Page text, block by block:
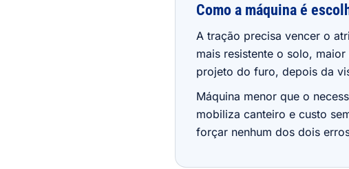
Como a máquina é
A tração precisa vencer o
mais resistente o solo,
projeto do furo, depois da
Máquina menor que o
mobiliza canteiro e custo
forçar nenhum dos dois